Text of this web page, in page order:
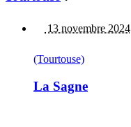
13 novembre 2024
(Tourtouse)
La Sagne